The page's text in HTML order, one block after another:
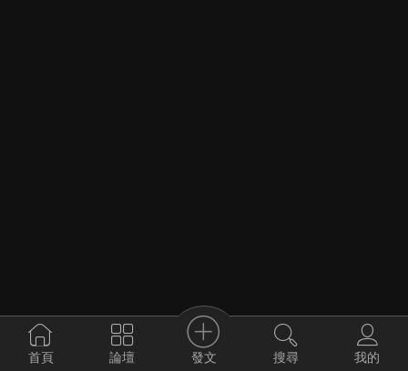
首頁 論壇 發文 搜尋 我的